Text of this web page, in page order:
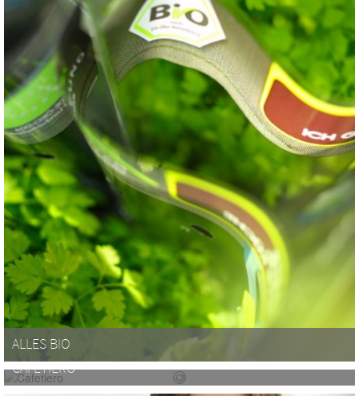
ALLES BIO
CAFETIERO